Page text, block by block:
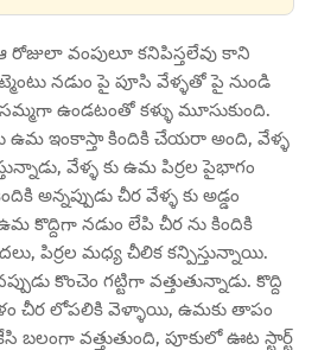
రోజులా వంపులూ కనిపిస్తలేవు కాని
నడుం పై పూసి వేళ్ళతో పై నుండి
ఉండటంతో కళ్ళు మూసుకుంది.
ఉమ ఇంకాస్తా కిందికి చేయరా అంది, వేళ్ళ
వేళ్ళ కు ఉమ పిర్రల పైభాగం
అన్నప్పుడు చీర వేళ్ళ కు అడ్డం
కొద్దిగా నడుం లేపి చీర ను కిందికి
పిర్రల మధ్య చీలిక కన్పిస్తున్నాయి.
కొంచెం గట్టిగా వత్తుతున్నాడు. కొద్ది
చీర లోపలికి వెళ్ళాయి, ఉమకు తాపం
బలంగా వత్తుతుంది, పూకులో ఊట స్టార్ట్